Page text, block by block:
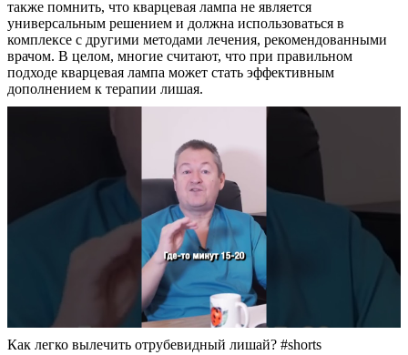
Контакты
также помнить, что кварцевая лампа не является
универсальным решением и должна использоваться в
комплексе с другими методами лечения, рекомендованными
врачом. В целом, многие считают, что при правильном
подходе кварцевая лампа может стать эффективным
дополнением к терапии лишая.
Как легко вылечить отрубевидный лишай? #shorts